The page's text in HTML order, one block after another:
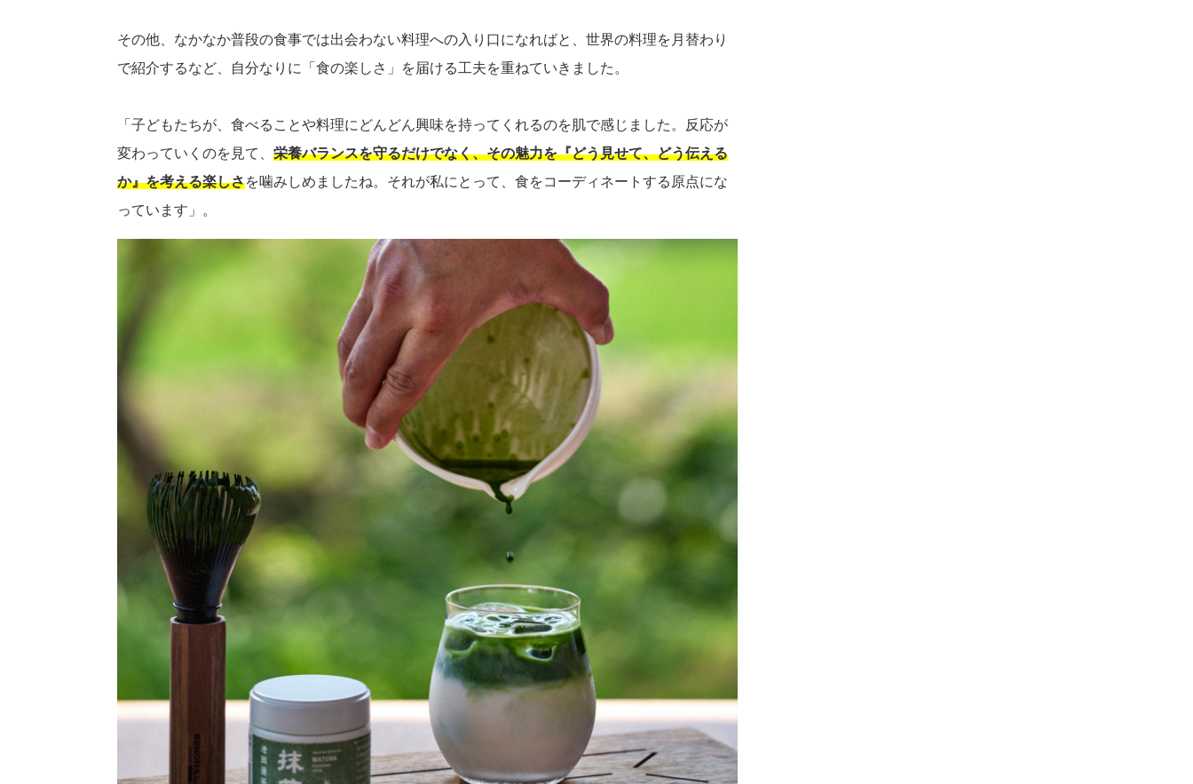
その他、なかなか普段の食事では出会わない料理への入り口になればと、世界の料理を月替わり
で紹介するなど、自分なりに「食の楽しさ」を届ける工夫を重ねていきました。
「子どもたちが、食べることや料理にどんどん興味を持ってくれるのを肌で感じました。反応が
変わっていくのを見て、 栄養バランスを守るだけでなく、その魅力を『どう見せて、どう伝える
か』を考える楽しさを噛みしめましたね。それが私にとって、食をコーディネートする原点にな
っています」。